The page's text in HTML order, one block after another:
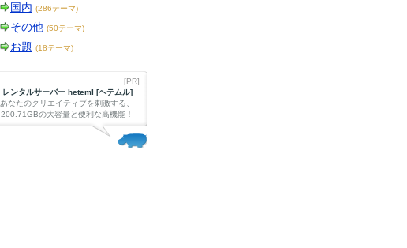
国内 (286テーマ)
その他 (50テーマ)
お題 (18テーマ)
[PR]
レンタルサーバー heteml [ヘテムル]
あなたのクリエイティブを刺激する、
200.71GBの大容量と便利な高機能！